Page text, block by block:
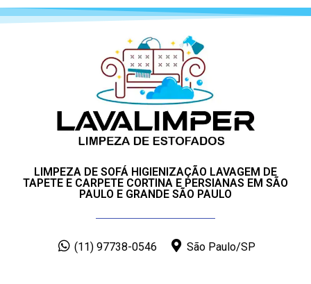
LIMPEZA DE SOFÁ HIGIENIZAÇÃO LAVAGEM DE
TAPETE E CARPETE CORTINA E PERSIANAS EM SÃO
PAULO E GRANDE SÃO PAULO
(11) 97738-0546 São Paulo/SP